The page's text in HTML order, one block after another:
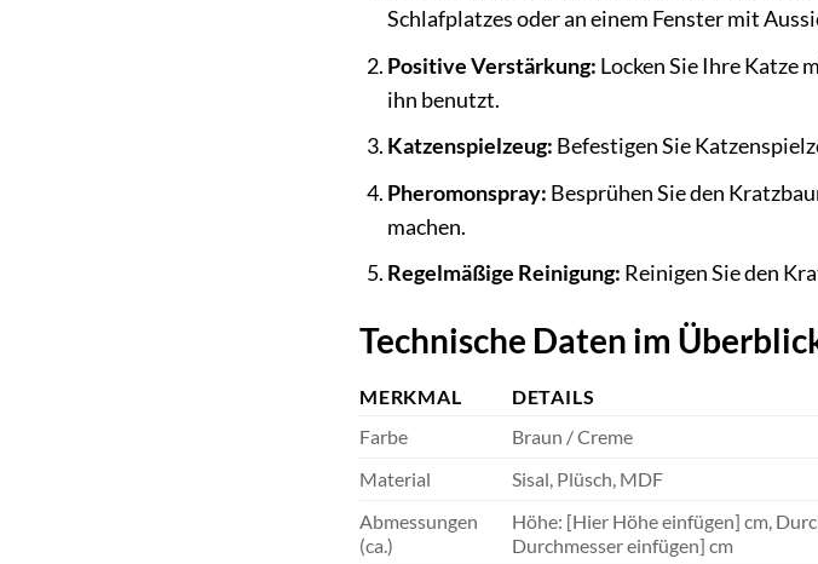
Schlafplatzes oder an einem Fenster mit
Positive Verstärkung: Locken Sie Ihre Katze
ihn benutzt.
Katzenspielzeug: Befestigen Sie
Pheromonspray: Besprühen Sie den
machen.
Regelmäßige Reinigung: Reinigen Sie den
Technische Daten im
MERKMAL
DETAILS
Farbe
Braun / Creme
Material
Sisal, Plüsch, MDF
Abmessungen
(ca.)
Höhe: [Hier Höhe einfügen] cm,
Durchmesser einfügen] cm